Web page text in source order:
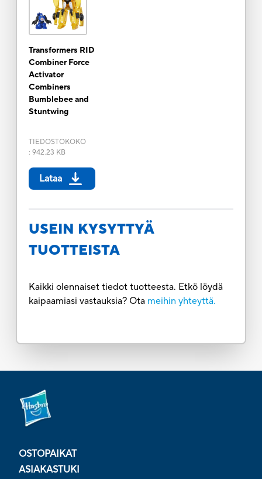
Transformers RID
Combiner Force
Activator
Combiners
Bumblebee and
Stuntwing
TIEDOSTOKOKO
: 942.23 KB
Lataa
USEIN KYSYTTYÄ
TUOTTEISTA
Kaikki olennaiset tiedot tuotteesta. Etkö löydä
kaipaamiasi vastauksia? Ota meihin yhteyttä.
OSTOPAIKAT
ASIAKASTUKI